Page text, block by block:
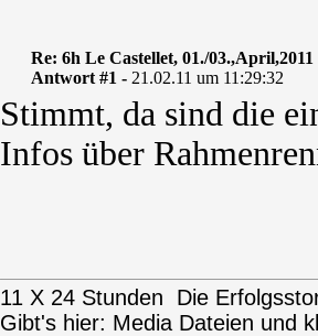
Re: 6h Le Castellet, 01./03.,April,2011
Antwort #1 - 21.02.11 um 11:29:32
Stimmt, da sind die
Infos über
11 X 24 Stunden Die
Gibt's hier: Media Dateien und